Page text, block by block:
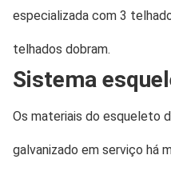
especializada com 3
telhados dobram.
Sistema
Os materiais do esqueleto
galvanizado em serviço há